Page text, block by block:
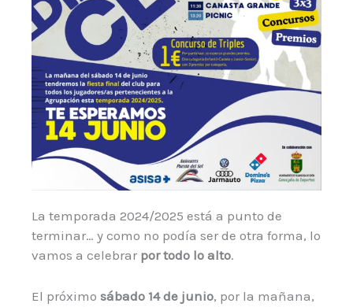
La temporada 2024/2025 está a punto de
terminar… y como no podía ser de otra forma, lo
vamos a celebrar por todo lo alto.
El próximo sábado 14 de junio, por la mañana,